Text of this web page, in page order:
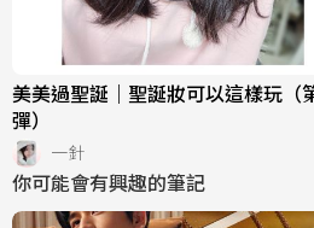
美美過聖誕｜聖誕妝可以這樣玩（
彈）
一針
你可能會有興趣的筆記